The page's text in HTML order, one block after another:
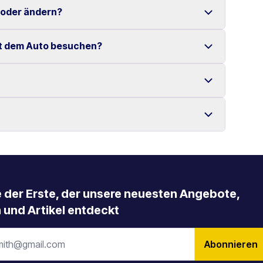
gestellt.
Kilometer auf Kreta.
ändern?
möglich.
erfolgen.
dem Auto besuchen?
die Samaria-Schlucht, Elafonissi-Strand sowie
zurückgegeben werden, mit der es übernommen
Mietzeiträume an.
der Erste, der unsere neuesten Angebote,
und Artikel entdeckt
Abonnieren